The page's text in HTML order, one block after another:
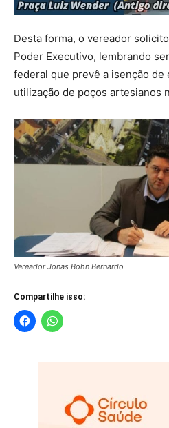
Desta forma, o vereador
Poder Executivo, lembrando
federal que prevê a isenção de
utilização de poços artesianos
Vereador Jonas Bohn Bernardo
Compartilhe isso: